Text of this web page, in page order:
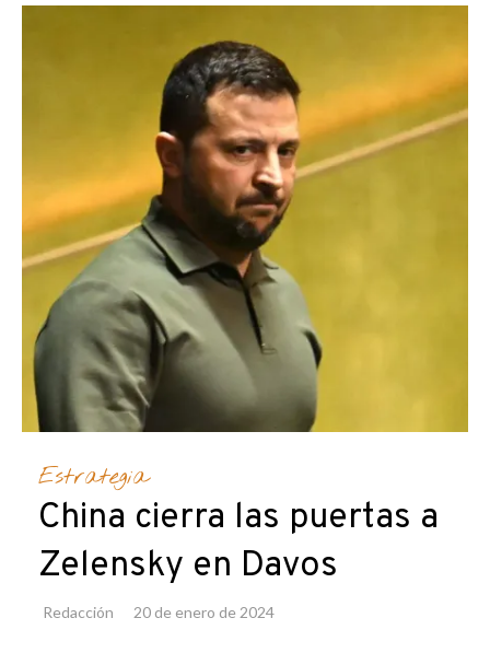
Estrategia
China cierra las puertas a
Zelensky en Davos
Redacción 20 de enero de 2024